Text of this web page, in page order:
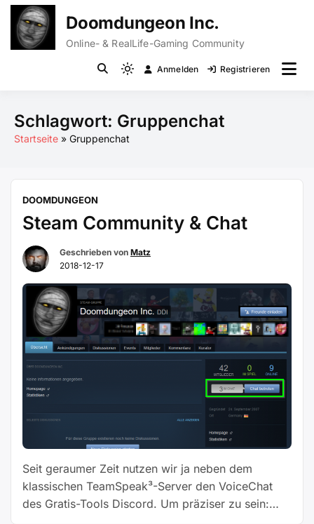
Zum
Inhalt
springen
Doomdungeon Inc.
Online- & RealLife-Gaming Community
Light
to
switch
Anmelden Registrieren
Schlagwort: Gruppenchat
Startseite Gruppenchat
DOOMDUNGEON
Steam Community & Chat
Geschrieben von Matz
2018-12-17
Seit geraumer Zeit nutzen wir ja neben dem
klassischen TeamSpeak³-Server den VoiceChat
des Gratis-Tools Discord. Um präziser zu sein: